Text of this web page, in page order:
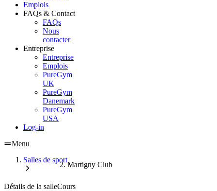
Emplois
FAQs & Contact
FAQs
Nous
contacter
Entreprise
Entreprise
Emplois
PureGym
UK
PureGym
Danemark
PureGym
USA
Log-in
Menu
Salles de sport
Martigny Club
Détails de la salleCours